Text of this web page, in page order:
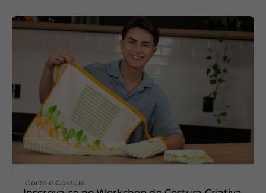
Corte e Costura